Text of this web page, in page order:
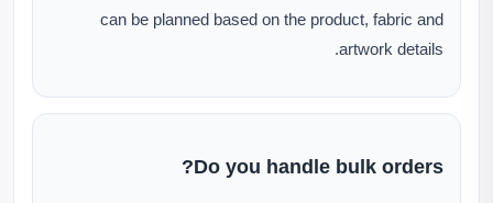
can be planned based on the product, fabric and
artwork details.
Do you handle bulk orders?